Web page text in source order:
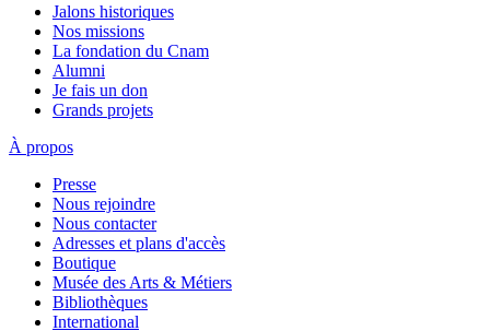
Jalons historiques
Nos missions
La fondation du Cnam
Alumni
Je fais un don
Grands projets
À propos
Presse
Nous rejoindre
Nous contacter
Adresses et plans d'accès
Boutique
Musée des Arts & Métiers
Bibliothèques
International